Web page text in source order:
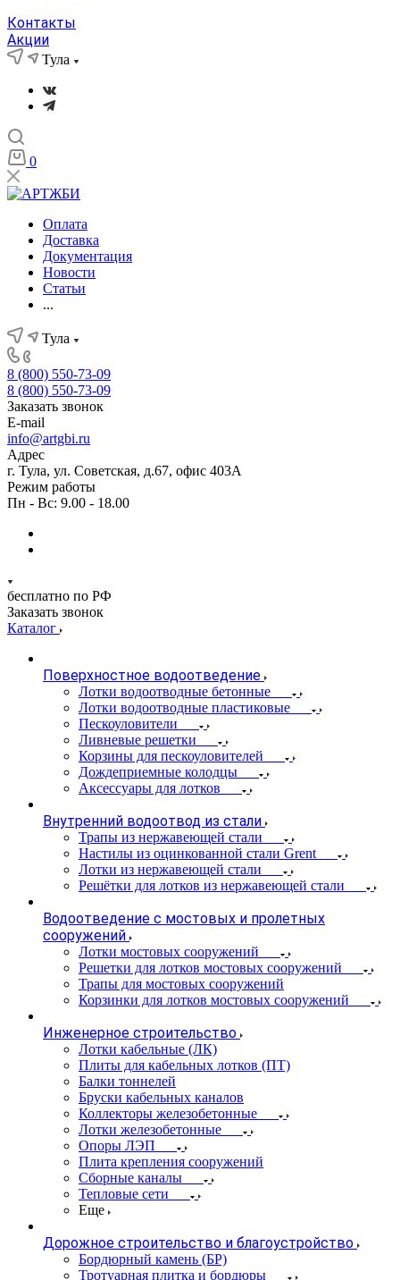
Контакты
Акции
Тула
0
Оплата
Доставка
Документация
Новости
Статьи
...
Тула
8 (800) 550-73-09
8 (800) 550-73-09
Заказать звонок
E-mail
info@artgbi.ru
Адрес
г. Тула, ул. Советская, д.67, офис 403А
Режим работы
Пн - Вс: 9.00 - 18.00
бесплатно по РФ
Заказать звонок
Каталог
Поверхностное водоотведение
Лотки водоотводные бетонные
Лотки водоотводные пластиковые
Пескоуловители
Ливневые решетки
Корзины для пескоуловителей
Дождеприемные колодцы
Аксессуары для лотков
Внутренний водоотвод из стали
Трапы из нержавеющей стали
Настилы из оцинкованной стали Grent
Лотки из нержавеющей стали
Решётки для лотков из нержавеющей стали
Водоотведение с мостовых и пролетных
сооружений
Лотки мостовых сооружений
Решетки для лотков мостовых сооружений
Трапы для мостовых сооружений
Корзинки для лотков мостовых сооружений
Инженерное строительство
Лотки кабельные (ЛК)
Плиты для кабельных лотков (ПТ)
Балки тоннелей
Бруски кабельных каналов
Коллекторы железобетонные
Лотки железобетонные
Опоры ЛЭП
Плита крепления сооружений
Сборные каналы
Тепловые сети
Еще
Дорожное строительство и благоустройство
Бордюрный камень (БР)
Тротуарная плитка и бордюры